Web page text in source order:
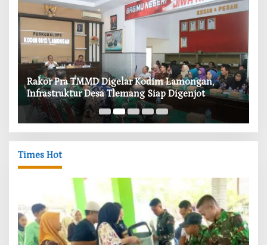
‎Rakor Pra TMMD Digelar Kodim Lamongan,
Infrastruktur Desa Tlemang Siap Digenjot
Times Hot